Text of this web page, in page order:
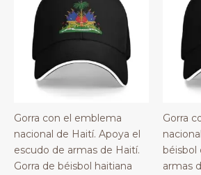
Gorra con el emblema
nacional de Haití. Apoya el
escudo de armas de Haití.
Gorra de béisbol haitiana
Gorra
béisbol
armas